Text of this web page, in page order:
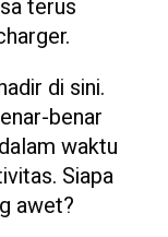
terus
di sini.
benar
waktu
Siapa
awet?